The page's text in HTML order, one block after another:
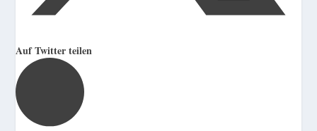
Auf Twitter teilen